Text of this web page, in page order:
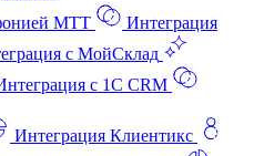
МТТ
Интеграция
с МойСклад
с 1C CRM
Интеграция Клиентикс